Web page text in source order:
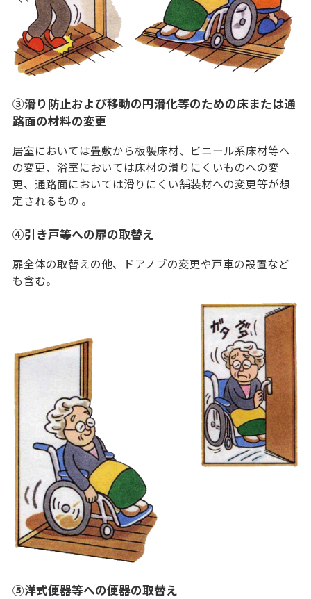
③滑り防止および移動の円滑化等のための床または通
路面の材料の変更
居室においては畳敷から板製床材、ビニール系床材等へ
の変更、浴室においては床材の滑りにくいものへの変
更、通路面においては滑りにくい舗装材への変更等が想
定されるもの 。
④引き戸等への扉の取替え
扉全体の取替えの他、ドアノブの変更や戸車の設置など
も含む。
⑤洋式便器等への便器の取替え